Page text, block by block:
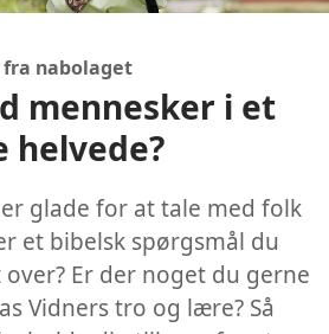
fra nabolaget
mennesker i et
er glade for at tale med folk
et bibelsk spørgsmål du
Er der noget du gerne
Vidners tro og lære? Så